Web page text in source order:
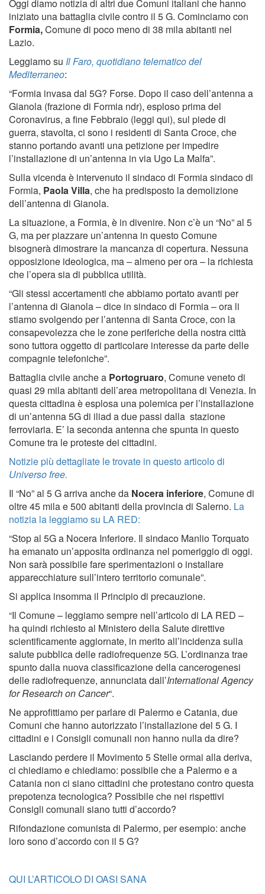
Oggi diamo notizia di altri due Comuni italiani che hanno
iniziato una battaglia civile contro il 5 G. Cominciamo con
Formia,Comune di poco meno di 38 mila abitanti nel
Lazio.
Leggiamo su Il Faro, quotidiano telematico del
Mediterraneo:
“Formia invasa dal 5G? Forse. Dopo il caso dell’antenna a
Gianola (frazione di Formia ndr), esploso prima del
Coronavirus, a fine Febbraio (leggi qui), sul piede di
guerra, stavolta, ci sono i residenti di Santa Croce, che
stanno portando avanti una petizione per impedire
l’installazione di un’antenna in via Ugo La Malfa”.
Sulla vicenda è intervenuto il sindaco di Formia sindaco di
Formia, Paola Villa, che ha predisposto la demolizione
dell’antenna di Gianola.
La situazione, a Formia, è in divenire. Non c’è un “No” al 5
G, ma per piazzare un’antenna in questo Comune
bisognerà dimostrare la mancanza di copertura. Nessuna
opposizione ideologica, ma – almeno per ora – la richiesta
che l’opera sia di pubblica utilità.
“Gli stessi accertamenti che abbiamo portato avanti per
l’antenna di Gianola – dice in sindaco di Formia – ora li
stiamo svolgendo per l’antenna di Santa Croce, con la
consapevolezza che le zone periferiche della nostra città
sono tuttora oggetto di particolare interesse da parte delle
compagnie telefoniche”.
Battaglia civile anche a Portogruaro, Comune veneto di
quasi 29 mila abitanti dell’area metropolitana di Venezia. In
questa cittadina è esplosa una polemica per l’installazione
di un’antenna 5G di iliad a due passi dalla stazione
ferroviaria. E’ la seconda antenna che spunta in questo
Comune tra le proteste dei cittadini.
Notizie più dettagliate le trovate in questo articolo di
Universo free.
Il “No” al 5 G arriva anche da Nocera inferiore, Comune di
oltre 45 mila e 500 abitanti della provincia di Salerno. La
notizia la leggiamo su LA RED:
“Stop al 5G a Nocera Inferiore. Il sindaco Manlio Torquato
ha emanato un’apposita ordinanza nel pomeriggio di oggi.
Non sarà possibile fare sperimentazioni o installare
apparecchiature sull’intero territorio comunale”.
Si applica insomma il Principio di precauzione.
“Il Comune – leggiamo sempre nell’articolo di LA RED –
ha quindi richiesto al Ministero della Salute direttive
scientificamente aggiornate, in merito all’incidenza sulla
salute pubblica delle radiofrequenze 5G. L’ordinanza trae
spunto dalla nuova classificazione della cancerogenesi
delle radiofrequenze, annunciata dall’International Agency
for Research on Cancer“.
Ne approfittiamo per parlare di Palermo e Catania, due
Comuni che hanno autorizzato l’installazione del 5 G. I
cittadini e i Consigli comunali non hanno nulla da dire?
Lasciando perdere il Movimento 5 Stelle ormai alla deriva,
ci chiediamo e chiediamo: possibile che a Palermo e a
Catania non ci siano cittadini che protestano contro questa
prepotenza tecnologica? Possibile che nei rispettivi
Consigli comunali siano tutti d’accordo?
Rifondazione comunista di Palermo, per esempio: anche
loro sono d’accordo con il 5 G?
QUI L’ARTICOLO DI OASI SANA